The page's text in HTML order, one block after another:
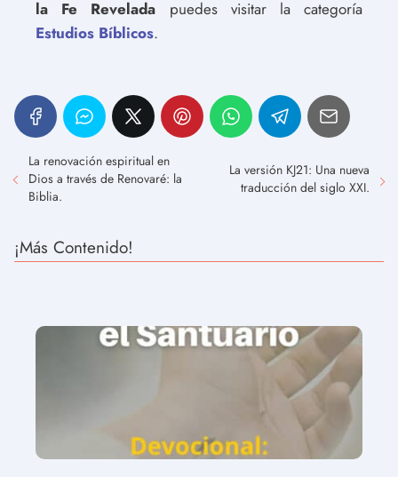
la Fe Revelada puedes visitar la categoría
Estudios Bíblicos.
La renovación espiritual en
Dios a través de Renovaré: la
Biblia.
La versión KJ21: Una nueva
traducción del siglo XXI.
¡Más Contenido!